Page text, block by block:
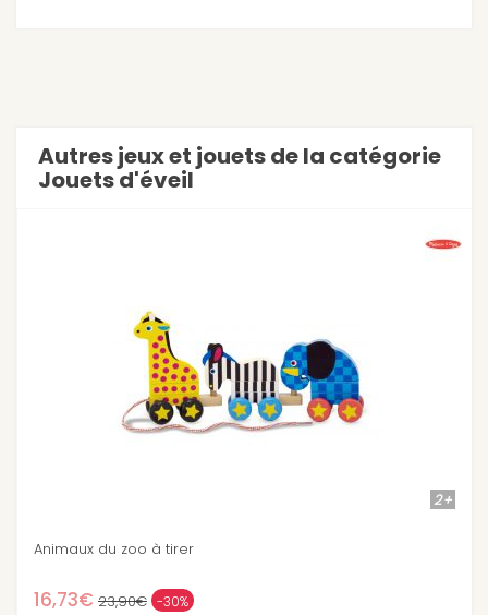
Autres jeux et jouets de la catégorie
Jouets d'éveil
Balle découverte De toutes les couleurs
15,90€